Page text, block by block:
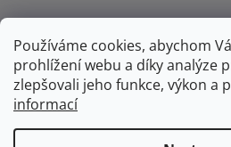
Používáme cookies, abychom
prohlížení webu a díky analýze
zlepšovali jeho funkce, výkon a
informací